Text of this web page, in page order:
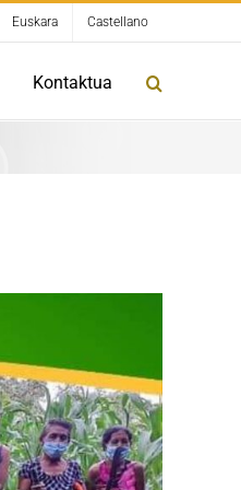
Euskara Castellano
Kontaktua